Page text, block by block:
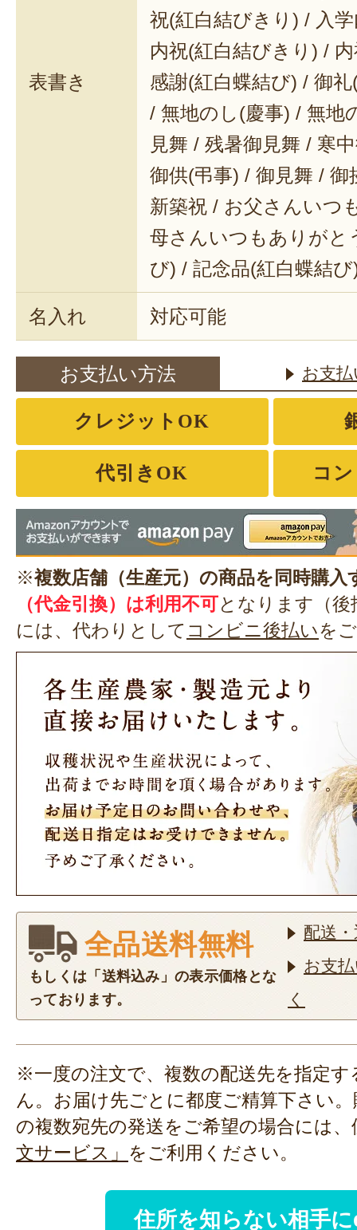
表書き
祝(紅白結びきり) / 入
内祝(紅白結びきり) /
感謝(紅白蝶結び) / 御
/ 無地のし(慶事) / 無地
見舞 / 残暑御見舞 / 寒
御供(弔事) / 御見舞 / 御
新築祝 / お父さんいつ
母さんいつもありがと
び) / 記念品(紅白蝶結び
名入れ 対応可能
お支払い方法 お支
クレジットOK
代引きOK コ
※複数店舗（生産元）の商品を同時購入
（代金引換）は利用不可となります（
には、代わりとして コンビニ後払いを
全品送料無料
もしくは「送料込み」の表示価格とな
っております。
配送
お支
く
※一度の注文で、複数の配送先を指定
ん。お届け先ごとに都度ご精算下さい
の複数宛先の発送をご希望の場合には、
文サービス」 をご利用ください。
住所を知らない相手